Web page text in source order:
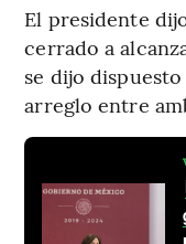
El presidente
cerrado a
se dijo
arreglo entre